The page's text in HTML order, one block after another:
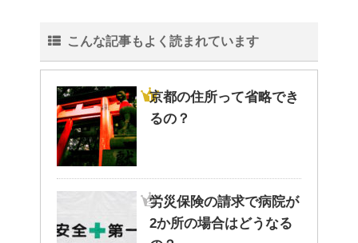
こんな記事もよく読まれています
京都の住所って省略でき
るの？
労災保険の請求で病院が
2か所の場合はどうなる